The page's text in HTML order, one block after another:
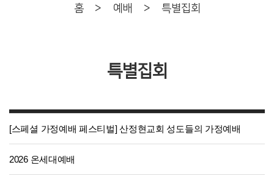
홈 > 예배 > 특별집회
특별집회
[스페셜 가정예배 페스티벌] 산정현교회 성도들의 가정예배
2026 온세대예배